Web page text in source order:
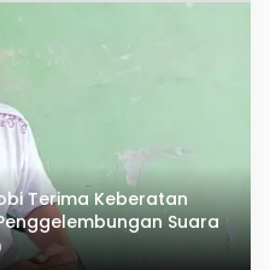
Terima Keberatan
Suara